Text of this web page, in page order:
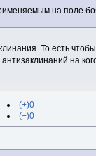
на поле
То есть
на
(+)0
(−)0